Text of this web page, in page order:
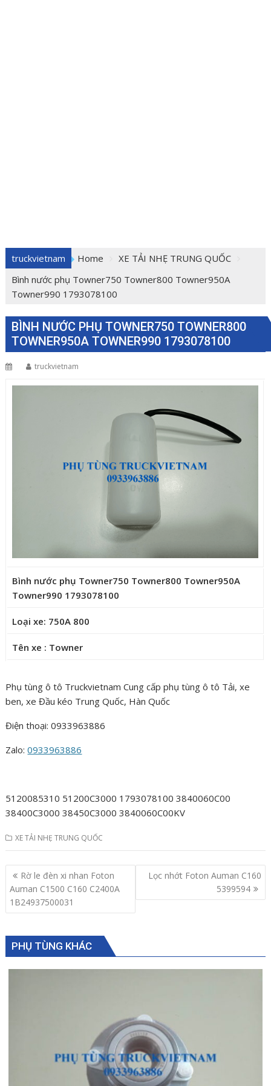
truckvietnam Home
XE TẢI NHẸ TRUNG QUỐC
Bình nước phụ Towner750 Towner800 Towner950A
Towner990 1793078100
BÌNH NƯỚC PHỤ TOWNER750 TOWNER800
TOWNER950A TOWNER990 1793078100
truckvietnam
Bình nước phụ Towner750 Towner800 Towner950A
Towner990 1793078100
Loại xe: 750A 800
Tên xe : Towner
Phụ tùng ô tô Truckvietnam Cung cấp phụ tùng ô tô Tải, xe
ben, xe Đầu kéo Trung Quốc, Hàn Quốc
Điện thoại: 0933963886
Zalo:0933963886
5120085310 51200C3000 1793078100 3840060C00
38400C3000 38450C3000 3840060C00KV
XE TẢI NHẸ TRUNG QUỐC
Post
navigation
Rờ le đèn xi nhan Foton
Auman C1500 C160 C2400A
1B24937500031
Lọc nhớt Foton Auman C160
5399594
PHỤ TÙNG KHÁC